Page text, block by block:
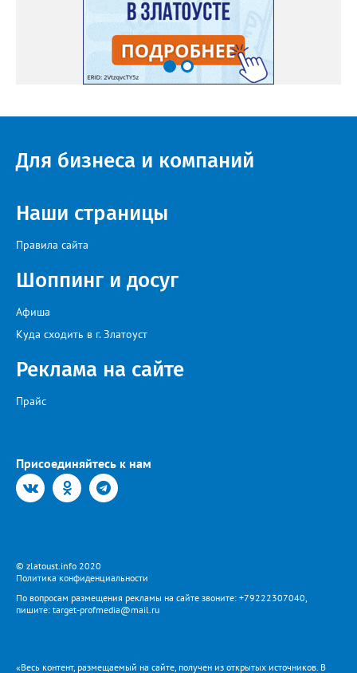
Для бизнеса и компаний
Наши страницы
Правила сайта
Шоппинг и досуг
Афиша
Куда сходить в г. Златоуст
Реклама на сайте
Прайс
Присоединяйтесь к нам
© zlatoust.info 2020
Политика конфиденциальности
По вопросам размещения рекламы на сайте звоните: +79222307040,
пишите: target-profmedia@mail.ru
«Весь контент, размещаемый на сайте, получен из открытых источников. В